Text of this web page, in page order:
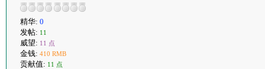
精华: 0
发帖: 11
威望: 11 点
金钱: 410 RMB
贡献值: 11 点